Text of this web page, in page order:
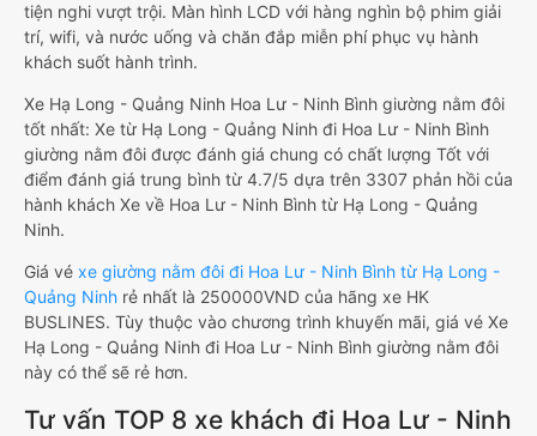
tiện nghi vượt trội. Màn hình LCD với hàng nghìn bộ phim giải
trí, wifi, và nước uống và chăn đắp miễn phí phục vụ hành
khách suốt hành trình.
Xe Hạ Long - Quảng Ninh Hoa Lư - Ninh Bình giường nằm đôi
tốt nhất: Xe từ Hạ Long - Quảng Ninh đi Hoa Lư - Ninh Bình
giường nằm đôi được đánh giá chung có chất lượng Tốt với
điểm đánh giá trung bình từ 4.7/5 dựa trên 3307 phản hồi của
hành khách Xe về Hoa Lư - Ninh Bình từ Hạ Long - Quảng
Ninh.
Giá vé xe giường nằm đôi đi Hoa Lư - Ninh Bình từ Hạ Long -
Quảng Ninh rẻ nhất là 250000VND của hãng xe HK
BUSLINES. Tùy thuộc vào chương trình khuyến mãi, giá vé Xe
Hạ Long - Quảng Ninh đi Hoa Lư - Ninh Bình giường nằm đôi
này có thể sẽ rẻ hơn.
Tư vấn TOP 8 xe khách đi Hoa Lư - Ninh